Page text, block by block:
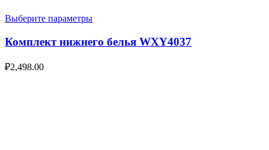
Выберите параметры
Комплект нижнего белья WXY4037
₽2,498.00